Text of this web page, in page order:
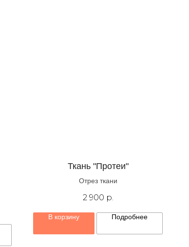
Ткань "Протеи"
Отрез ткани
2 900 р.
В корзину Подробнее